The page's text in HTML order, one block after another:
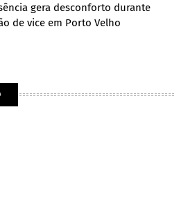
gera desconforto durante
de vice em Porto Velho